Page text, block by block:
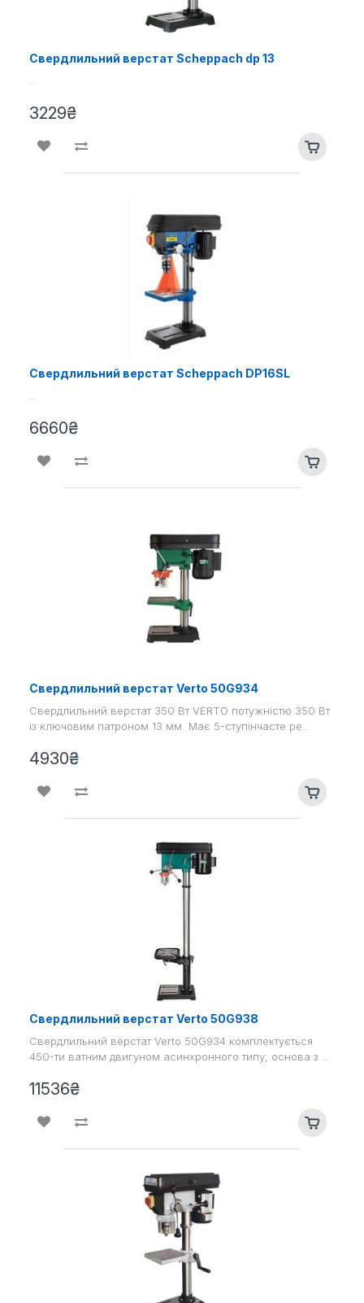
Свердлильний верстат Scheppach dp 13
3229₴
Свердлильний верстат Scheppach DP16SL
6660₴
Свердлильний верстат Verto 50G934
Свердлильний верстат 350 Вт VERTO потужністю 350 Вт
із ключовим патроном 13 мм. Має 5-ступінчасте ре..
4930₴
Свердлильний верстат Verto 50G938
Свердлильний верстат Verto 50G934 комплектується
450-ти ватним двигуном асинхронного типу, основа з ..
11536₴